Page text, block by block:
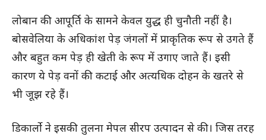
लोबान की आपूर्ति के सामने केवल युद्ध ही चुनौती नहीं है।
बोसवेलिया के अधिकांश पेड़ जंगलों में प्राकृतिक रूप से उगते हैं
और बहुत कम पेड़ ही खेती के रूप में उगाए जाते हैं। इसी
कारण ये पेड़ वनों की कटाई और अत्यधिक दोहन के खतरे से
भी जूझ रहे हैं।
डिकार्लो ने इसकी तुलना मेपल सीरप उत्पादन से की। जिस तरह